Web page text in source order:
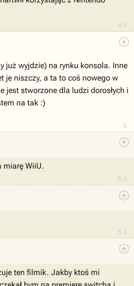
4.1
5
już wyjdzie) na rynku konsola. Inne
je niszczy, a ta to coś nowego w
jest stworzone dla ludzi dorosłych i
na tak :)
5.1
miarę WiiU.
5.2
ten filmik. Jakby ktoś mi